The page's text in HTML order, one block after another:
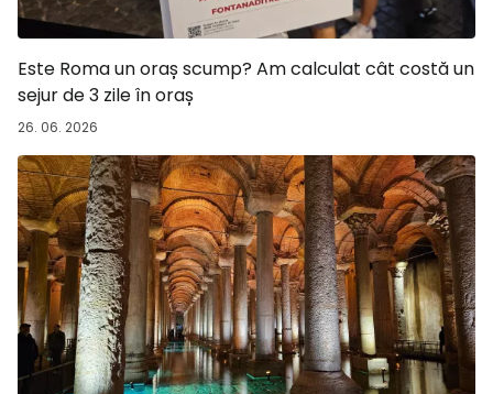
Este Roma un oraș scump? Am calculat cât costă un
sejur de 3 zile în oraș
26. 06. 2026